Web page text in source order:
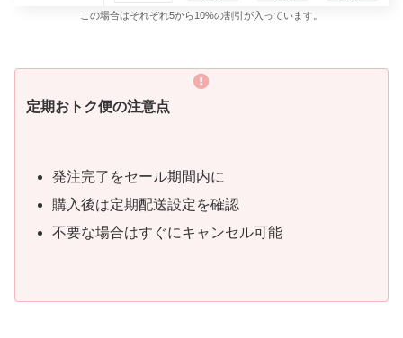
この場合はそれぞれ5から10%の割引が入っています。
定期おトク便の注意点
発注完了をセール期間内に
購入後は定期配送設定を確認
不要な場合はすぐにキャンセル可能